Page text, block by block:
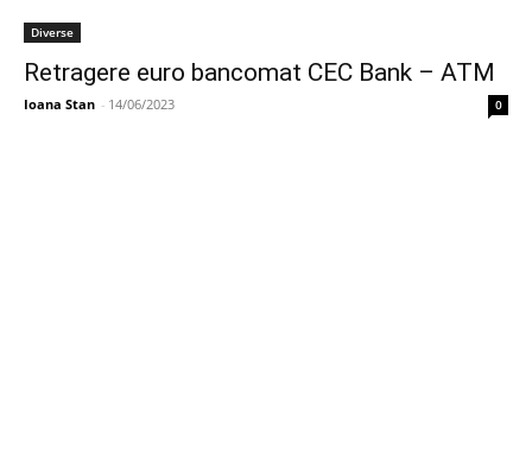
Diverse
Retragere euro bancomat CEC Bank – ATM
Ioana Stan - 14/06/2023 0